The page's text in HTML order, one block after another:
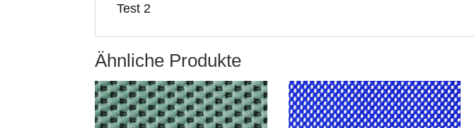
Test 2
Ähnliche Produkte